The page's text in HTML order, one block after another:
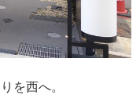
を西へ。